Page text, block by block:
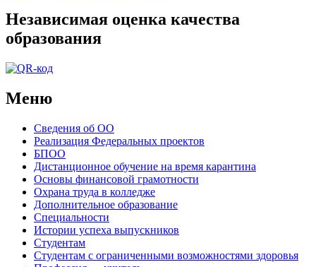
Независимая оценка качества
образования
Меню
Сведения об ОО
Реализация Федеральных проектов
БПОО
Дистанционное обучение на время карантина
Основы финансовой грамотности
Охрана труда в колледже
Дополнительное образование
Специальности
Истории успеха выпускников
Студентам
Студентам с ограниченными возможностями здоровья